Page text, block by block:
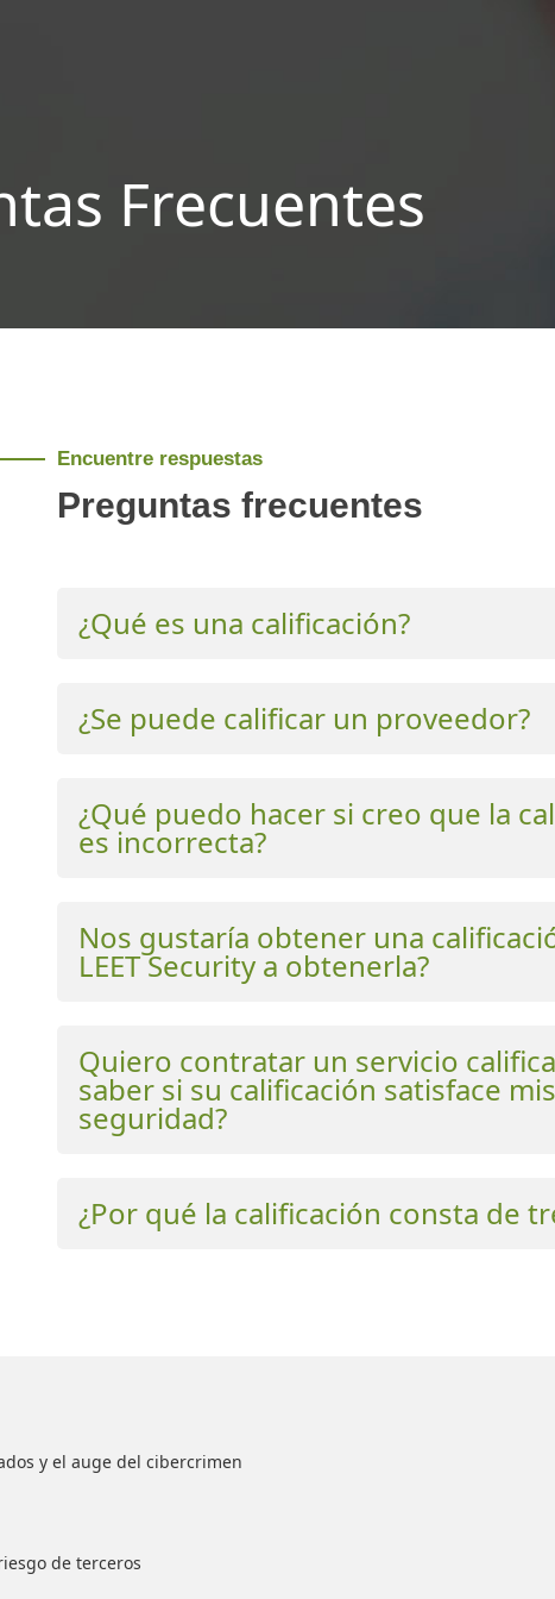
Frecuentes
Encuentre respuestas
Preguntas frecuentes
¿Qué es una calificación?
¿Se puede calificar un proveedor?
¿Qué puedo hacer si creo que la
es incorrecta?
Nos gustaría obtener una
LEET Security a obtenerla?
Quiero contratar un servicio
saber si su calificación satisface
seguridad?
¿Por qué la calificación consta de
y el auge del cibercrimen
de terceros